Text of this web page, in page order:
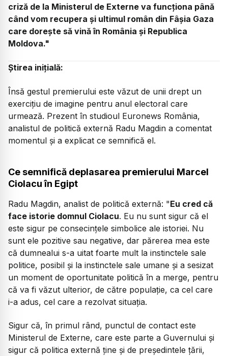
criză de la Ministerul de Externe va funcționa până
când vom recupera și ultimul român din Fâșia Gaza
care dorește să vină în România și Republica
Moldova."
Știrea inițială:
Însă gestul premierului este văzut de unii drept un
exercițiu de imagine pentru anul electoral care
urmează. Prezent în studioul Euronews România,
analistul de politică externă Radu Magdin a comentat
momentul și a explicat ce semnifică el.
Ce semnifică deplasarea premierului Marcel
Ciolacu în Egipt
Radu Magdin, analist de politică externă: "Eu cred că
face istorie domnul Ciolacu. Eu nu sunt sigur că el
este sigur pe consecințele simbolice ale istoriei. Nu
sunt ele pozitive sau negative, dar părerea mea este
că dumnealui s-a uitat foarte mult la instinctele sale
politice, posibil și la instinctele sale umane și a sesizat
un moment de oportunitate politică în a merge, pentru
că va fi văzut ulterior, de către populație, ca cel care
i-a adus, cel care a rezolvat situația.
Sigur că, în primul rând, punctul de contact este
Ministerul de Externe, care este parte a Guvernului și
sigur că politica externă ține și de președintele țării,